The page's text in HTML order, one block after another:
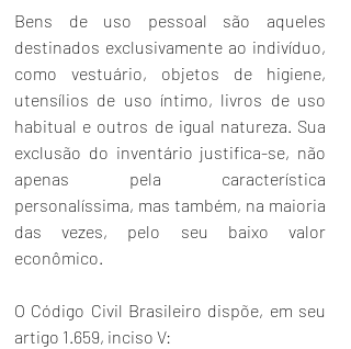
Bens de uso pessoal são aqueles
destinados exclusivamente ao indivíduo,
como vestuário, objetos de higiene,
utensílios de uso íntimo, livros de uso
habitual e outros de igual natureza. Sua
exclusão do inventário justifica-se, não
apenas pela característica
personalíssima, mas também, na maioria
das vezes, pelo seu baixo valor
econômico.
O Código Civil Brasileiro dispõe, em seu
artigo 1.659, inciso V: